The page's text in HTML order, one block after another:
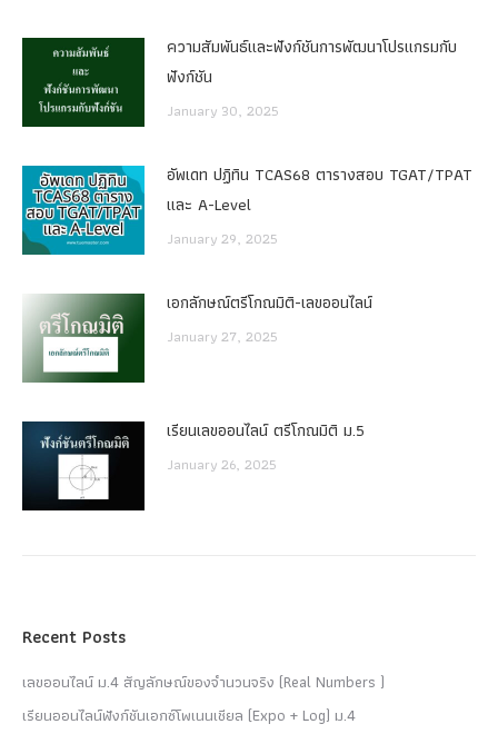
ความสัมพันธ์และฟังก์ชันการพัฒนาโปรแกรมกับ
ฟังก์ชัน
January 30, 2025
อัพเดท ปฏิทิน TCAS68 ตารางสอบ TGAT/TPAT
และ A-Level
January 29, 2025
เอกลักษณ์ตรีโกณมิติ-เลขออนไลน์
January 27, 2025
เรียนเลขออนไลน์ ตรีโกณมิติ ม.5
January 26, 2025
Recent Posts
เลขออนไลน์ ม.4 สัญลักษณ์ของจำนวนจริง (Real Numbers )
เรียนออนไลน์ฟังก์ชันเอกซ์โพเนนเชียล (Expo + Log) ม.4